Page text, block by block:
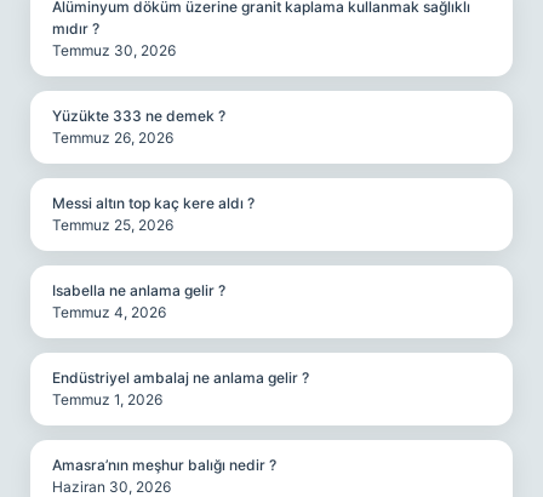
Alüminyum döküm üzerine granit kaplama kullanmak sağlıklı
mıdır ?
Temmuz 30, 2026
Yüzükte 333 ne demek ?
Temmuz 26, 2026
Messi altın top kaç kere aldı ?
Temmuz 25, 2026
Isabella ne anlama gelir ?
Temmuz 4, 2026
Endüstriyel ambalaj ne anlama gelir ?
Temmuz 1, 2026
Amasra’nın meşhur balığı nedir ?
Haziran 30, 2026